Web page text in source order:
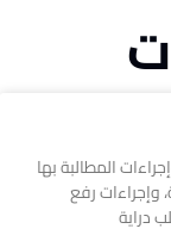
المطالبة بها
وإجراءات رفع
دراية